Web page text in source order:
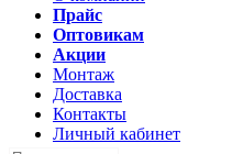
Прайс
Оптовикам
Акции
Монтаж
Доставка
Контакты
Личный кабинет